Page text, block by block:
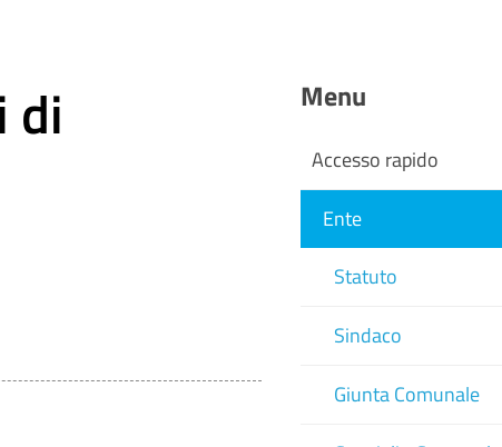
di Menu
Accesso rapido
Ente
Statuto
Sindaco
Giunta Comunale